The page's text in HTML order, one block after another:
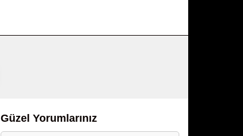
Güzel Yorumlarınız